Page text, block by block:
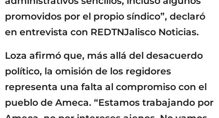
promovidos por el propio síndico”, declaró
en entrevista con REDTNJalisco Noticias.
Loza afirmó que, más allá del desacuerdo
político, la omisión de los regidores
representa una falta al compromiso con el
pueblo de Ameca. “Estamos trabajando por